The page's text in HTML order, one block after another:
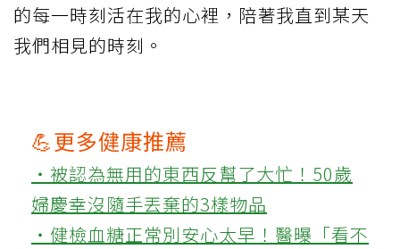
的每一時刻活在我的心裡，陪著我直到某天
我們相見的時刻。
💪更多健康推薦
‧被認為無用的東西反幫了大忙！50歲
婦慶幸沒隨手丟棄的3樣物品
‧健檢血糖正常別安心太早！醫曝「看不